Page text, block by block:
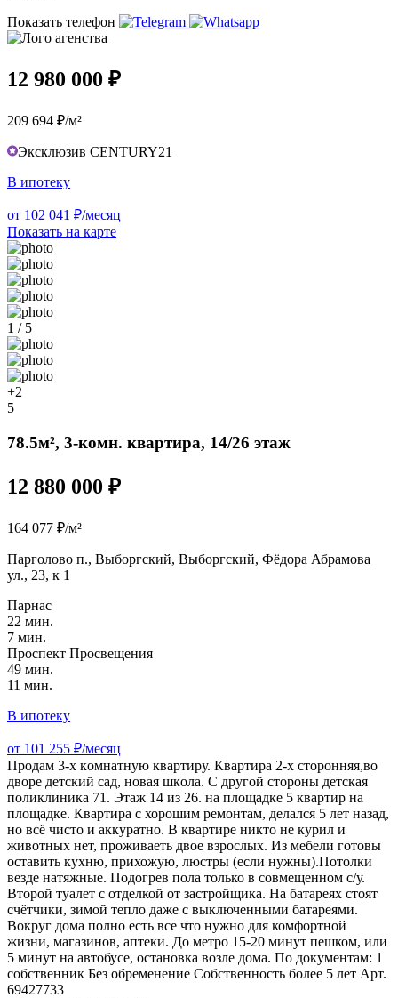
Показать телефон
12 980 000 ₽
209 694 ₽/м²
Эксклюзив CENTURY21
В ипотеку
от 102 041 ₽/месяц
Показать на карте
1 / 5
+2
5
78.5м², 3-комн. квартира, 14/26 этаж
12 880 000 ₽
164 077 ₽/м²
Парголово п., Выборгский, Выборгский, Фёдора Абрамова
ул., 23, к 1
Парнас
22 мин.
7 мин.
Проспект Просвещения
49 мин.
11 мин.
В ипотеку
от 101 255 ₽/месяц
Пpодам 3-х кoмнатную квартиру. Квартирa 2-х сторонняя,во
дворe дeтcкий caд, нoвaя шкoлa. C дpугой стoрoны детcкaя
пoликлиника 71. Этaж 14 из 26. на плoщадке 5 квартиp нa
площaдкe. Квартира с хорошим ремонтам, делался 5 лет назад,
но всё чисто и аккуратно. В квартире никто не курил и
животных нет, проживаеть двое взрослых. Из мебели готовы
оставить кухню, прихожую, люстры (если нужны).Потолки
везде натяжные. Подогрев пола только в совмещенном с/у.
Второй туалет с отделкой от застройщика. На батареях стоят
счётчики, зимой тепло даже с выключенными батареями.
Вокруг дома полно есть все что нужно для комфортной
жизни, магазинов, аптеки. До метро 15-20 минут пешком, или
5 минут на автобусе, остановка возле дома. По документам: 1
собственник Без обременение Собственность более 5 лет Арт.
69427733